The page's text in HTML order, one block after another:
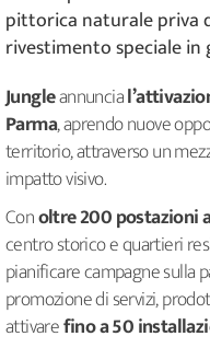
pittorica naturale priva
rivestimento speciale
Jungleannuncia
Parma, aprendo nuove
territorio, attraverso un
impatto visivo.
Conoltre 200 postazioni
centro storico e quartieri
pianificare campagne sulla
promozione di servizi,
attivarefino a 50